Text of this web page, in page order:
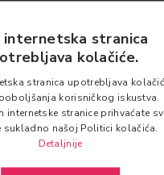
ANUA
Anua PDRN 100
internetska stranica
kolačiće.
stranica upotrebljava
korisničkog iskustva.
internetske stranice prihvaćate
sukladno našoj Politici kolačića.
Detaljnije